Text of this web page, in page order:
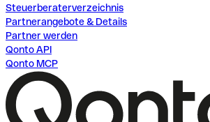
Steuerberaterverzeichnis
Partnerangebote & Details
Partner werden
Qonto API
Qonto MCP